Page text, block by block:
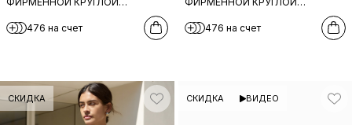
ТКАНЕВЫМ РЕМНЕМ ОТ FOLLE В
476 на счет
ТКАНЕВЫМ РЕМНЕМ ОТ FOLLE В
476 на счет
СКИДКА СКИДКА ВИДЕО